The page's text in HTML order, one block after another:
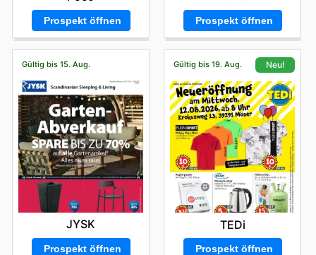
Prospekt öffnen Prospekt öffnen
Gültig bis 15. Aug.
JYSK
Prospekt öffnen
Gültig bis 19. Aug. Neu!
TEDi
Prospekt öffnen